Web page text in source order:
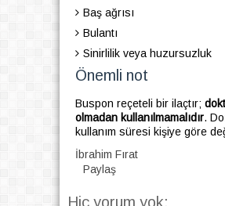
Baş ağrısı
Bulantı
Sinirlilik veya huzursuzluk
Önemli not
Buspon reçeteli bir ilaçtır;
olmadan kullanılmamalıdır.
kullanım süresi kişiye göre
İbrahim Fırat
Paylaş
Hiç yorum yok: